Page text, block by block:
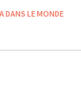
DANS LE MONDE